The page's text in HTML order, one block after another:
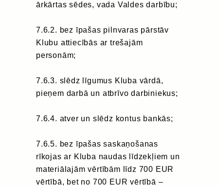
ārkārtas sēdes, vada Valdes darbību;
7.6.2. bez īpašas pilnvaras pārstāv
Klubu attiecībās ar trešajām
personām;
7.6.3. slēdz līgumus Kluba vārdā,
pieņem darbā un atbrīvo darbiniekus;
7.6.4. atver un slēdz kontus bankās;
7.6.5. bez īpašas saskaņošanas
rīkojas ar Kluba naudas līdzekļiem un
materiālajām vērtībām līdz 700 EUR
vērtībā, bet no 700 EUR vērtībā –